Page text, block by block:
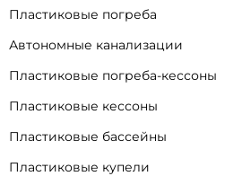
Пластиковые погреба
Автономные канализации
Пластиковые погреба-кессоны
Пластиковые кессоны
Пластиковые бассейны
Пластиковые купели